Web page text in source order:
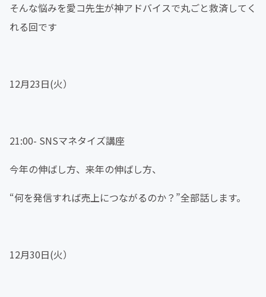
そんな悩みを愛コ先生が神アドバイスで丸ごと救済してく
れる回です
12月23日(火）
21:00- SNSマネタイズ講座
今年の伸ばし方、来年の伸ばし方、
“何を発信すれば売上につながるのか？”全部話します。
12月30日(火）